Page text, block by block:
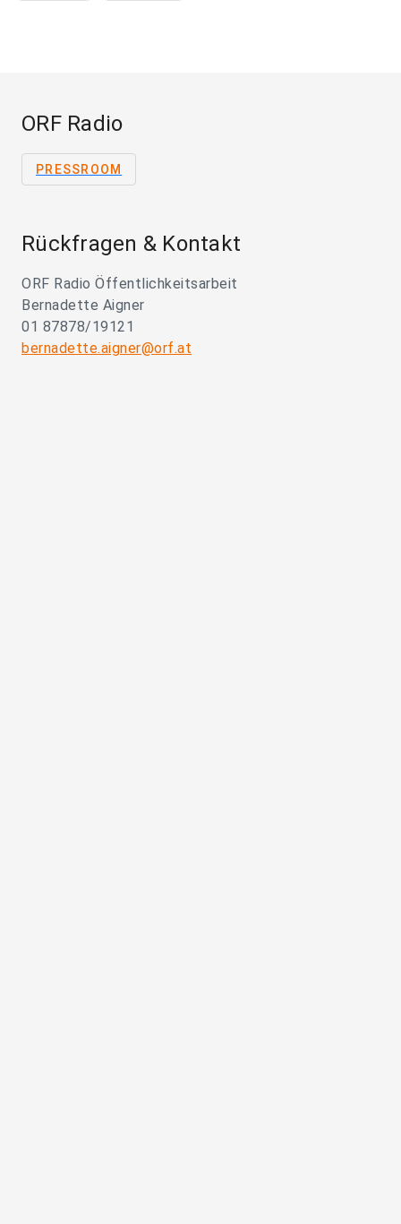
ORF Radio
PRESSROOM
Rückfragen & Kontakt
ORF Radio Öffentlichkeitsarbeit
Bernadette Aigner
01 87878/19121
bernadette.aigner@orf.at